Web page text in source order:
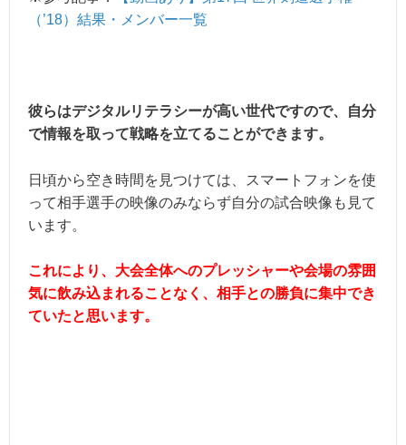
（’18）結果・メンバー一覧
彼らはデジタルリテラシーが高い世代ですので、自分
で情報を取って戦略を立てることができます。
日頃から空き時間を見つけては、スマートフォンを使
って相手選手の映像のみならず自分の試合映像も見て
います。
これにより、大会全体へのプレッシャーや会場の雰囲
気に飲み込まれることなく、相手との勝負に集中でき
ていたと思います。